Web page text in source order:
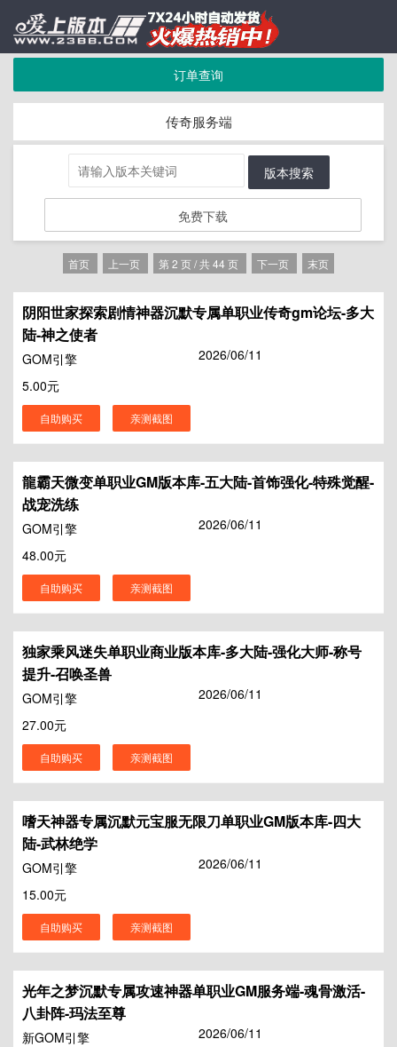
订单查询
传奇服务端
版本搜索
免费下载
首页 上一页 第 2 页 / 共 44 页 下一页 末页
阴阳世家探索剧情神器沉默专属单职业传奇gm论坛-多大
陆-神之使者
GOM引擎
2026/06/11
5.00元
自助购买 亲测截图
龍霸天微变单职业GM版本库-五大陆-首饰强化-特殊觉醒-
战宠洗练
GOM引擎
2026/06/11
48.00元
自助购买 亲测截图
独家乘风迷失单职业商业版本库-多大陆-强化大师-称号
提升-召唤圣兽
GOM引擎
2026/06/11
27.00元
自助购买 亲测截图
嗜天神器专属沉默元宝服无限刀单职业GM版本库-四大
陆-武林绝学
GOM引擎
2026/06/11
15.00元
自助购买 亲测截图
光年之梦沉默专属攻速神器单职业GM服务端-魂骨激活-
八卦阵-玛法至尊
新GOM引擎
2026/06/11